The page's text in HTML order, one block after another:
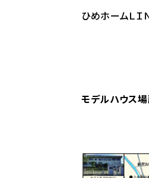
ひめホームＬＩ
モデルハウス場